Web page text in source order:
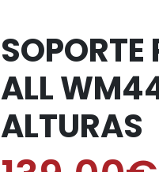
SOPORTE
ALL
ALTURAS